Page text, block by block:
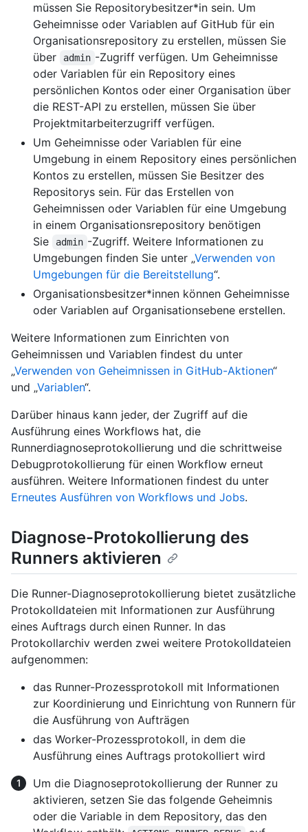
müssen Sie Repositorybesitzer*in sein. Um
Geheimnisse oder Variablen auf GitHub für ein
Organisationsrepository zu erstellen, müssen Sie
über
admin -Zugriff verfügen. Um Geheimnisse
oder Variablen für ein Repository eines
persönlichen Kontos oder einer Organisation über
die REST-API zu erstellen, müssen Sie über
Projektmitarbeiterzugriff verfügen.
Um Geheimnisse oder Variablen für eine
Umgebung in einem Repository eines persönlichen
Kontos zu erstellen, müssen Sie Besitzer des
Repositorys sein. Für das Erstellen von
Geheimnissen oder Variablen für eine Umgebung
in einem Organisationsrepository benötigen
Sie
admin -Zugriff. Weitere Informationen zu
Umgebungen finden Sie unter „Verwenden von
Umgebungen für die Bereitstellung“.
Organisationsbesitzer*innen können Geheimnisse
oder Variablen auf Organisationsebene erstellen.
Weitere Informationen zum Einrichten von
Geheimnissen und Variablen findest du unter
„Verwenden von Geheimnissen in GitHub-Aktionen“
und „Variablen“.
Darüber hinaus kann jeder, der Zugriff auf die
Ausführung eines Workflows hat, die
Runnerdiagnoseprotokollierung und die schrittweise
Debugprotokollierung für einen Workflow erneut
ausführen. Weitere Informationen findest du unter
Erneutes Ausführen von Workflows und Jobs.
Diagnose-Protokollierung des
Runners aktivieren
Die Runner-Diagnoseprotokollierung bietet zusätzliche
Protokolldateien mit Informationen zur Ausführung
eines Auftrags durch einen Runner. In das
Protokollarchiv werden zwei weitere Protokolldateien
aufgenommen:
das Runner-Prozessprotokoll mit Informationen
zur Koordinierung und Einrichtung von Runnern für
die Ausführung von Aufträgen
das Worker-Prozessprotokoll, in dem die
Ausführung eines Auftrags protokolliert wird
Um die Diagnoseprotokollierung der Runner zu
aktivieren, setzen Sie das folgende Geheimnis
oder die Variable in dem Repository, das den